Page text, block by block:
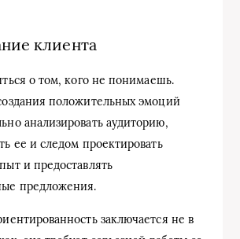
клиента
о том, кого не понимаешь.
положительных эмоций
анализировать аудиторию,
ее и следом проектировать
и предоставлять
предложения.
заключается не в